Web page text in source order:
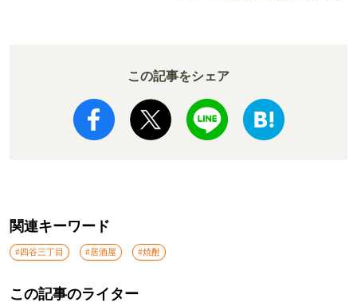
この記事をシェア
関連キーワード
#四谷三丁目 #居酒屋 #焼酎
この記事のライター